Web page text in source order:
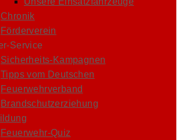
Chronik
Förderverein
Service
Sicherheits-Kampagnen
Tipps vom Deutschen
Feuerwehrverband
Brandschutzerziehung
Feuerwehr-Quiz